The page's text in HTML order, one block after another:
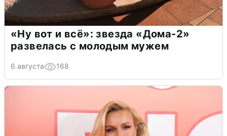
«Ну вот и всё»: звезда «Дома-2»
развелась с молодым мужем
6 августа 168